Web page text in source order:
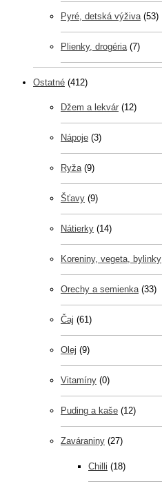
Pyré, detská výživa (53)
Plienky, drogéria (7)
Ostatné (412)
Džem a lekvár (12)
Nápoje (3)
Ryža (9)
Šťavy (9)
Nátierky (14)
Koreniny, vegeta, bylinky
Orechy a semienka (33)
Čaj (61)
Olej (9)
Vitamíny (0)
Puding a kaše (12)
Zaváraniny (27)
Chilli (18)